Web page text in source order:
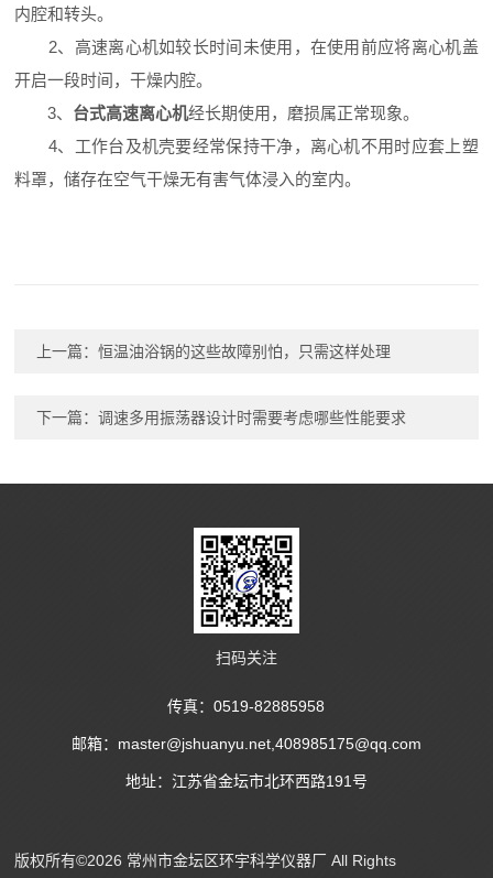
内腔和转头。
2、高速离心机如较长时间未使用，在使用前应将离心机盖
开启一段时间，干燥内腔。
3、 台式高速离心机经长期使用，磨损属正常现象。
4、工作台及机壳要经常保持干净，离心机不用时应套上塑
料罩，储存在空气干燥无有害气体浸入的室内。
上一篇：恒温油浴锅的这些故障别怕，只需这样处理
下一篇：调速多用振荡器设计时需要考虑哪些性能要求
扫码关注
传真：0519-82885958
邮箱：master@jshuanyu.net,408985175@qq.com
地址：江苏省金坛市北环西路191号
版权所有©2026 常州市金坛区环宇科学仪器厂 All Rights